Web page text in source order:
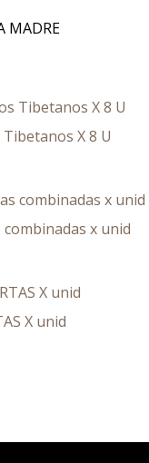
MADRE
X 8 U
x unid
X unid